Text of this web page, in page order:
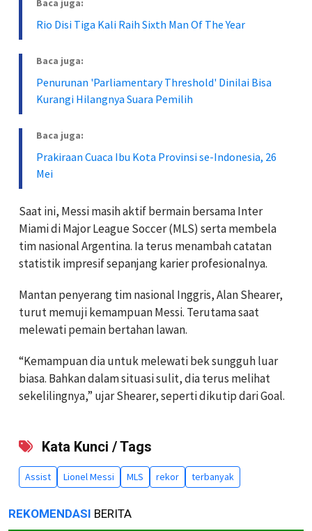
Rio Disi Tiga Kali Raih Sixth Man Of The Year
Baca juga:
Penurunan 'Parliamentary Threshold' Dinilai Bisa
Kurangi Hilangnya Suara Pemilih
Baca juga:
Prakiraan Cuaca Ibu Kota Provinsi se-Indonesia, 26
Mei
Saat ini, Messi masih aktif bermain bersama Inter
Miami di Major League Soccer (MLS) serta membela
tim nasional Argentina. Ia terus menambah catatan
statistik impresif sepanjang karier profesionalnya.
Mantan penyerang tim nasional Inggris, Alan Shearer,
turut memuji kemampuan Messi. Terutama saat
melewati pemain bertahan lawan.
“Kemampuan dia untuk melewati bek sungguh luar
biasa. Bahkan dalam situasi sulit, dia terus melihat
sekelilingnya,” ujar Shearer, seperti dikutip dari Goal.
Kata Kunci / Tags
Assist Lionel Messi MLS rekor terbanyak
REKOMENDASI BERITA